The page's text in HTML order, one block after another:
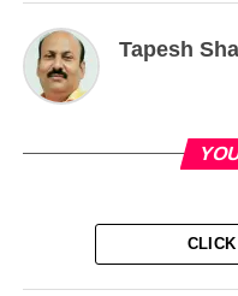
Tapesh